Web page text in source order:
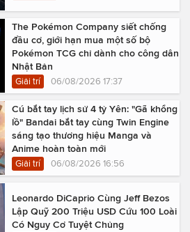
The Pokémon Company siết chống
đầu cơ, giới hạn mua một số bộ
Pokémon TCG chỉ dành cho công dân
Nhật Bản
Giải trí 06/08/2026 17:37
Cú bắt tay lịch sử 4 tỷ Yên: "Gã khổng
lồ" Bandai bắt tay cùng Twin Engine
sáng tạo thương hiệu Manga và
Anime hoàn toàn mới
Giải trí 06/08/2026 16:56
Leonardo DiCaprio Cùng Jeff Bezos
Lập Quỹ 200 Triệu USD Cứu 100 Loài
Có Nguy Cơ Tuyệt Chủng